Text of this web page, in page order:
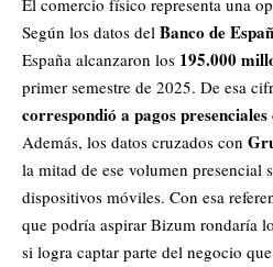
El comercio físico representa una
Según los datos del Banco de
España alcanzaron los 195.000
primer semestre de 2025. De esa
correspondió a pagos
Además, los datos cruzados con
la mitad de ese volumen presencial
dispositivos móviles. Con esa
que podría aspirar Bizum rondaría
si logra captar parte del negocio